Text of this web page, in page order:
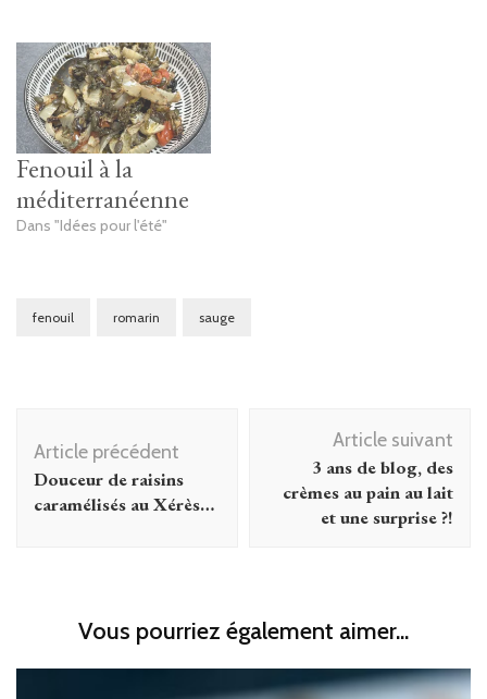
Fenouil à la
méditerranéenne
Dans "Idées pour l'été"
fenouil romarin sauge
d'article
Article précédent
Douceur de raisins
caramélisés au Xérès…
Article suivant
3 ans de blog, des
crèmes au pain au lait
et une surprise ?!
Vous pourriez également aimer...